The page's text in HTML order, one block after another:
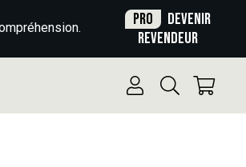
Pro
Devenir
revendeur